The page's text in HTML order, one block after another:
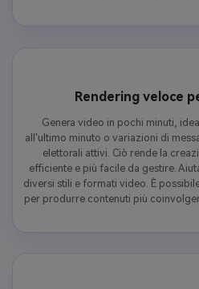
Rendering veloce
Genera video in pochi minuti,
all'ultimo minuto o variazioni di
elettorali attivi. Ciò rende la
efficiente e più facile da gestire.
diversi stili e formati video. È
per produrre contenuti più